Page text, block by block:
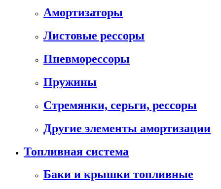
Амортизаторы
Листовые рессоры
Пневморессоры
Пружины
Стремянки, серьги, рессоры
Другие элементы амортизации
Топливная система
Баки и крышки топливные